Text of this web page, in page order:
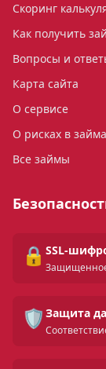
Скоринг
Как получить
Вопросы и
Карта сайта
О сервисе
О рисках в
Все займы
🔒 SSL-
🛡️ Защита